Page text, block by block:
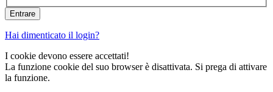
Hai dimenticato il login?
I cookie devono essere accettati!
La funzione cookie del suo browser è disattivata. Si prega di attivare
la funzione.